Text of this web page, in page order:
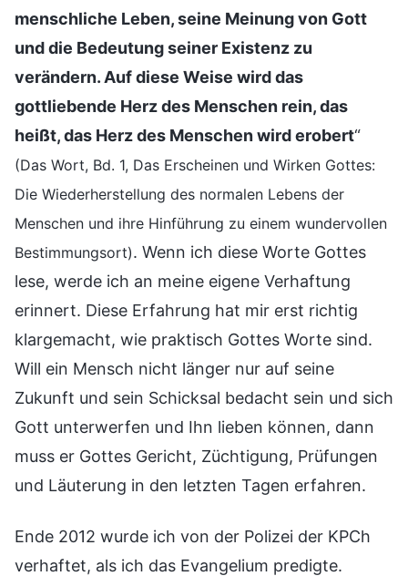
menschliche Leben, seine Meinung von Gott
und die Bedeutung seiner Existenz zu
verändern. Auf diese Weise wird das
gottliebende Herz des Menschen rein, das
heißt, das Herz des Menschen wird erobert“
(Das Wort, Bd. 1, Das Erscheinen und Wirken Gottes:
Die Wiederherstellung des normalen Lebens der
Menschen und ihre Hinführung zu einem wundervollen
Bestimmungsort). Wenn ich diese Worte Gottes
lese, werde ich an meine eigene Verhaftung
erinnert. Diese Erfahrung hat mir erst richtig
klargemacht, wie praktisch Gottes Worte sind.
Will ein Mensch nicht länger nur auf seine
Zukunft und sein Schicksal bedacht sein und sich
Gott unterwerfen und Ihn lieben können, dann
muss er Gottes Gericht, Züchtigung, Prüfungen
und Läuterung in den letzten Tagen erfahren.
Ende 2012 wurde ich von der Polizei der KPCh
verhaftet, als ich das Evangelium predigte.